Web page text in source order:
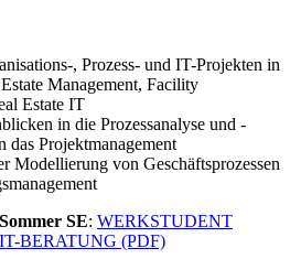
, Prozess- und IT-Projekten in
Management, Facility
Estate IT
in die Prozessanalyse und -
das Projektmanagement
Modellierung von Geschäftsprozessen
SE: WERKSTUDENT
BERATUNG (PDF)